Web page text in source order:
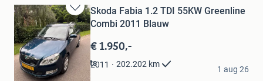
Bewaren
in
Mijn
Favorieten
Skoda Fabia 1.2 TDI 55KW Greenline
Combi 2011 Blauw
€ 1.950,-
2011 202.202 km
autobedrijf F.H Gerrits
Oud Gastel
1 aug 26